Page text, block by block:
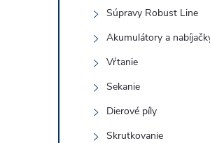
Súpravy Robust Line
Akumulátory a
Vŕtanie
Sekanie
Dierové píly
Skrutkovanie